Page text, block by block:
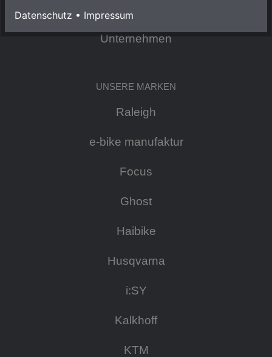
Unternehmen
UNSERE MARKEN
Raleigh
e-bike manufaktur
Focus
Ghost
Haibike
Husqvarna
i:SY
Kalkhoff
KTM
Datenschutz • Impressum